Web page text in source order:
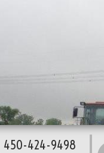
450-424-9498